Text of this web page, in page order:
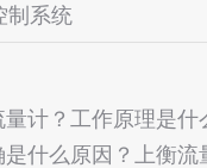
制系统
计？工作原理是什
什么原因？上衡流